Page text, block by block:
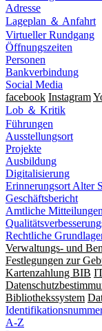
Adresse
Lageplan ＆ Anfahrt
Virtueller Rundgang
Öffnungszeiten
Personen
Bankverbindung
Social Media
facebook Instagram
Lob ＆ Kritik
Führungen
Ausstellungsort
Projekte
Ausbildung
Digitalisierung
Erinnerungsort Alter
Geschäftsbericht
Amtliche
Rechtliche
Verwaltungs- und
Festlegungen zur
Kartenzahlung BIB
Bibliothekssystem
A-Z